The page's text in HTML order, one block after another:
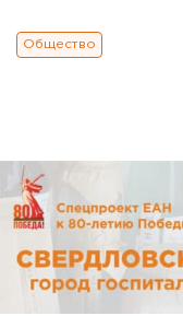
Общество